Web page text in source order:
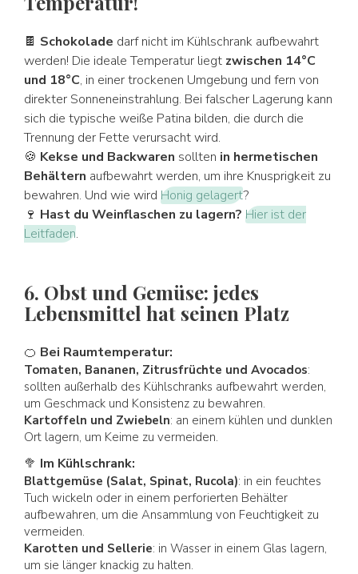
🍫 Schokolade darf nicht im Kühlschrank aufbewahrt
werden! Die ideale Temperatur liegt zwischen 14°C
und 18°C, in einer trockenen Umgebung und fern von
direkter Sonneneinstrahlung. Bei falscher Lagerung kann
sich die typische weiße Patina bilden, die durch die
Trennung der Fette verursacht wird.
🍪 Kekse und Backwaren sollten in hermetischen
Behältern aufbewahrt werden, um ihre Knusprigkeit zu
bewahren. Und wie wird Honig gelagert?
🍷 Hast du Weinflaschen zu lagern? Hier ist der
Leitfaden.
6. Obst und Gemüse: jedes
Lebensmittel hat seinen Platz
🍊 Bei Raumtemperatur:
Tomaten, Bananen, Zitrusfrüchte und Avocados:
sollten außerhalb des Kühlschranks aufbewahrt werden,
um Geschmack und Konsistenz zu bewahren.
Kartoffeln und Zwiebeln: an einem kühlen und dunklen
Ort lagern, um Keime zu vermeiden.
🥦 Im Kühlschrank:
Blattgemüse (Salat, Spinat, Rucola): in ein feuchtes
Tuch wickeln oder in einem perforierten Behälter
aufbewahren, um die Ansammlung von Feuchtigkeit zu
vermeiden.
Karotten und Sellerie: in Wasser in einem Glas lagern,
um sie länger knackig zu halten.